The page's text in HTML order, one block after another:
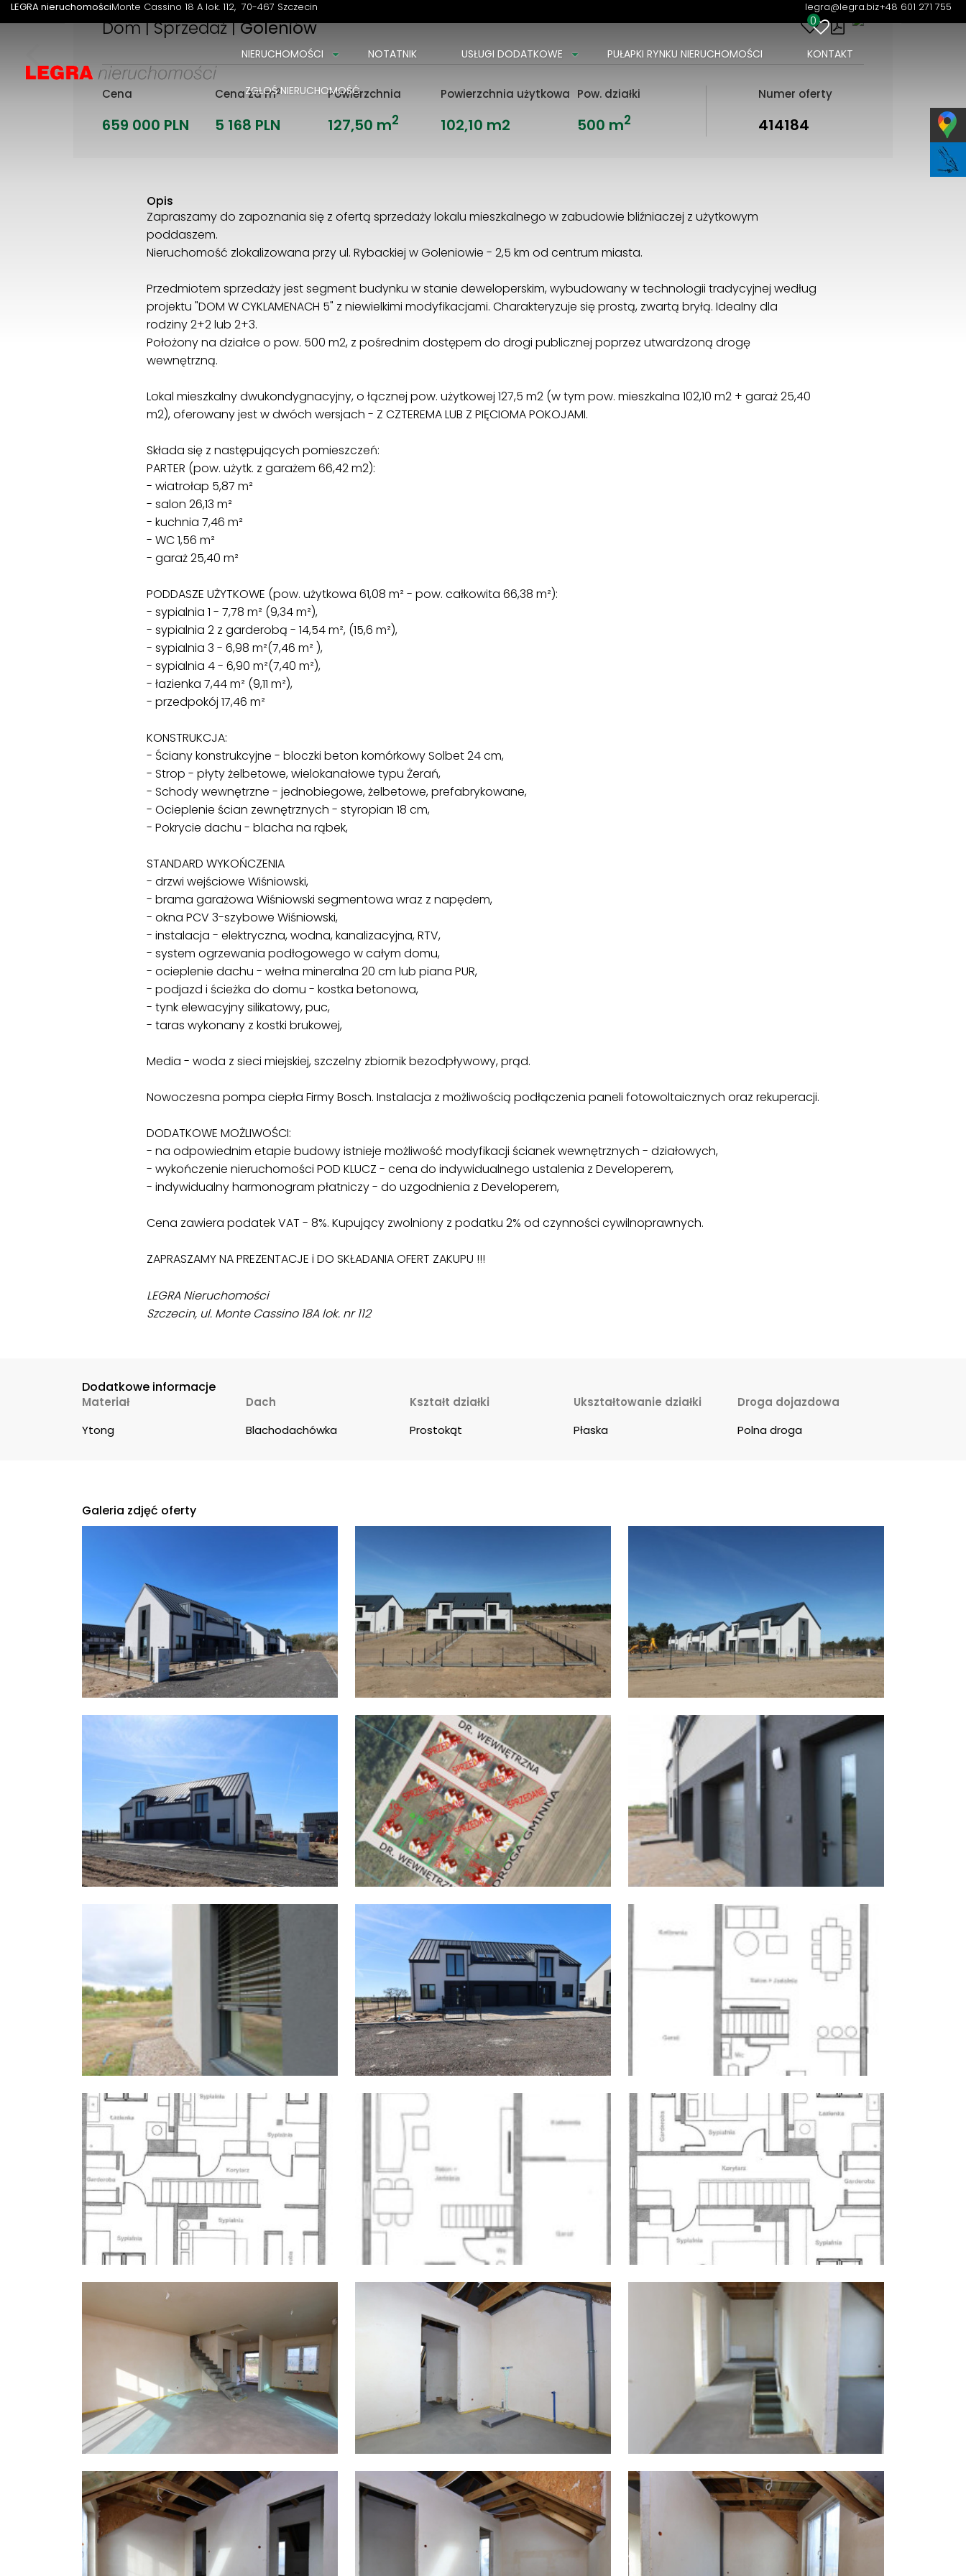
LEGRA nieruchomościMonte Cassino 18 A lok. 112 70-467 Szczecin legra@legra.biz+48 601 271 755
0
NIERUCHOMOŚCI NOTATNIK USŁUGI DODATKOWE PUŁAPKI RYNKU NIERUCHOMOŚCI KONTAKT
ZGŁOŚ NIERUCHOMOŚĆ
Dom | Sprzedaż |Goleniów
Cena
659 000 PLN
Cena za m2
5 168 PLN
Powierzchnia
127,50 m2
Powierzchnia użytkowa
102,10 m2
Pow. działki
500 m2
Numer oferty
414184
Opis
Zapraszamy do zapoznania się z ofertą sprzedaży lokalu mieszkalnego w zabudowie bliźniaczej z użytkowym
poddaszem.
Nieruchomość zlokalizowana przy ul. Rybackiej w Goleniowie - 2,5 km od centrum miasta.
Przedmiotem sprzedaży jest segment budynku w stanie deweloperskim, wybudowany w technologii tradycyjnej według
projektu "DOM W CYKLAMENACH 5" z niewielkimi modyfikacjami. Charakteryzuje się prostą, zwartą bryłą. Idealny dla
rodziny 2+2 lub 2+3.
Położony na działce o pow. 500 m2, z pośrednim dostępem do drogi publicznej poprzez utwardzoną drogę
wewnętrzną.
Lokal mieszkalny dwukondygnacyjny, o łącznej pow. użytkowej 127,5 m2 (w tym pow. mieszkalna 102,10 m2 + garaż 25,40
m2), oferowany jest w dwóch wersjach - Z CZTEREMA LUB Z PIĘCIOMA POKOJAMI.
Składa się z następujących pomieszczeń:
PARTER (pow. użytk. z garażem 66,42 m2):
- wiatrołap 5,87 m²
- salon 26,13 m²
- kuchnia 7,46 m²
- WC 1,56 m²
- garaż 25,40 m²
PODDASZE UŻYTKOWE (pow. użytkowa 61,08 m² - pow. całkowita 66,38 m²):
- sypialnia 1 - 7,78 m² (9,34 m²),
- sypialnia 2 z garderobą - 14,54 m², (15,6 m²),
- sypialnia 3 - 6,98 m²(7,46 m² ),
- sypialnia 4 - 6,90 m²(7,40 m²),
- łazienka 7,44 m² (9,11 m²),
- przedpokój 17,46 m²
KONSTRUKCJA:
- Ściany konstrukcyjne - bloczki beton komórkowy Solbet 24 cm,
- Strop - płyty żelbetowe, wielokanałowe typu Żerań,
- Schody wewnętrzne - jednobiegowe, żelbetowe, prefabrykowane,
- Ocieplenie ścian zewnętrznych - styropian 18 cm,
- Pokrycie dachu - blacha na rąbek,
STANDARD WYKOŃCZENIA
- drzwi wejściowe Wiśniowski,
- brama garażowa Wiśniowski segmentowa wraz z napędem,
- okna PCV 3-szybowe Wiśniowski,
- instalacja - elektryczna, wodna, kanalizacyjna, RTV,
- system ogrzewania podłogowego w całym domu,
- ocieplenie dachu - wełna mineralna 20 cm lub piana PUR,
- podjazd i ścieżka do domu - kostka betonowa,
- tynk elewacyjny silikatowy, puc,
- taras wykonany z kostki brukowej,
Media - woda z sieci miejskiej, szczelny zbiornik bezodpływowy, prąd.
Nowoczesna pompa ciepła Firmy Bosch. Instalacja z możliwością podłączenia paneli fotowoltaicznych oraz rekuperacji.
DODATKOWE MOŻLIWOŚCI:
- na odpowiednim etapie budowy istnieje możliwość modyfikacji ścianek wewnętrznych - działowych,
- wykończenie nieruchomości POD KLUCZ - cena do indywidualnego ustalenia z Developerem,
- indywidualny harmonogram płatniczy - do uzgodnienia z Developerem,
Cena zawiera podatek VAT - 8%. Kupujący zwolniony z podatku 2% od czynności cywilnoprawnych.
ZAPRASZAMY NA PREZENTACJE i DO SKŁADANIA OFERT ZAKUPU !!!
LEGRA Nieruchomości
Szczecin, ul. Monte Cassino 18A lok. nr 112
Dodatkowe informacje
Materiał
Ytong
Dach
Blachodachówka
Kształt działki
Prostokąt
Ukształtowanie działki
Płaska
Droga dojazdowa
Polna droga
Galeria zdjęć oferty